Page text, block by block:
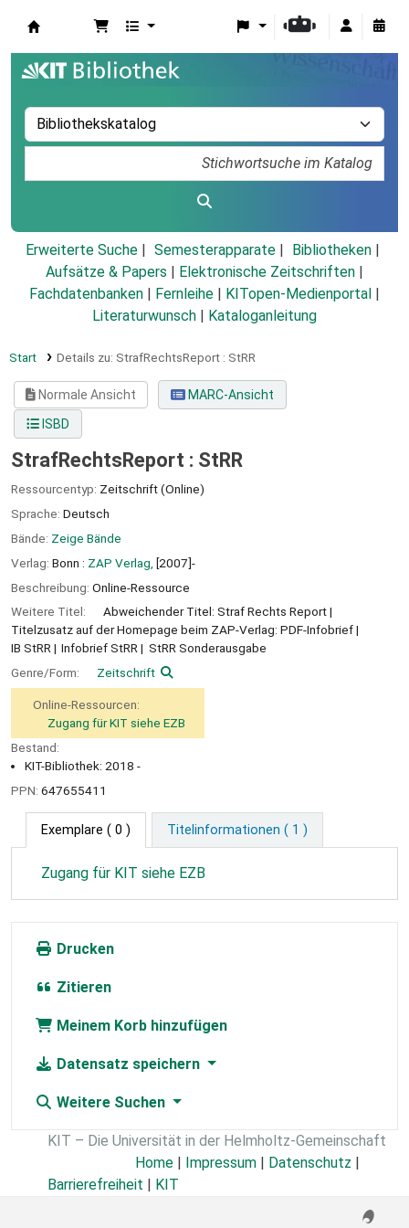
Erweiterte Suche Semesterapparate
Bibliotheken
Aufsätze & Papers
Elektronische Zeitschriften
Fachdatenbanken
Fernleihe KITopen-Medienportal
Literaturwunsch
Kataloganleitung
Start Details zu: StrafRechtsReport : StRR
Normale Ansicht
MARC-Ansicht
ISBD
StrafRechtsReport : StRR
Ressourcentyp: Zeitschrift (Online)
Sprache: Deutsch
Bände: Zeige Bände
Verlag: Bonn : ZAP Verlag, [2007]-
Beschreibung: Online-Ressource
Weitere Titel:
Abweichender Titel: Straf Rechts Report
Titelzusatz auf der Homepage beim ZAP-Verlag: PDF-Infobrief
IB StRR
Infobrief StRR
StRR Sonderausgabe
Genre/Form:
Zeitschrift
Online-Ressourcen:
Zugang für KIT siehe EZB
Bestand:
KIT-Bibliothek: 2018 -
PPN: 647655411
Exemplare ( 0 ) Titelinformationen ( 1 )
Zugang für KIT siehe EZB
Drucken
Zitieren
Meinem Korb hinzufügen
Datensatz speichern
Weitere Suchen
KIT – Die Universität in der Helmholtz-Gemeinschaft
Home
Impressum Datenschutz
Barrierefreiheit
KIT